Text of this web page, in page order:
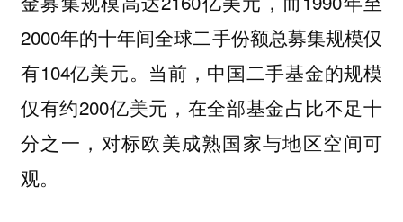
2000年的十年间全球二手份额总募集规模仅
有104亿美元。当前，中国二手基金的规模
仅有约200亿美元，在全部基金占比不足十
分之一，对标欧美成熟国家与地区空间可
观。